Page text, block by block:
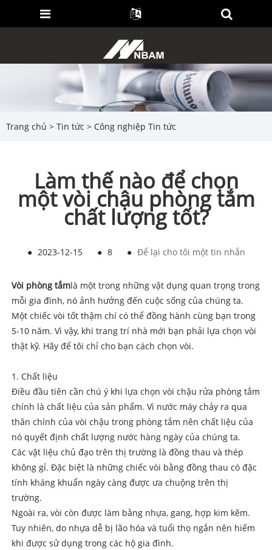
Trang chủ > Tin tức > Công nghiệp Tin tức
Làm thế nào để chọn
một vòi chậu phòng tắm
chất lượng tốt?
● 2023-12-15 ● 8 ● Để lại cho tôi một tin nhắn
Vòi phòng tắmlà một trong những vật dụng quan trọng trong
mỗi gia đình, nó ảnh hưởng đến cuộc sống của chúng ta.
Một chiếc vòi tốt thậm chí có thể đồng hành cùng bạn trong
5-10 năm. Vì vậy, khi trang trí nhà mới bạn phải lựa chọn vòi
thật kỹ. Hãy để tôi chỉ cho bạn cách chọn vòi.
1. Chất liệu
Điều đầu tiên cần chú ý khi lựa chọn vòi chậu rửa phòng tắm
chính là chất liệu của sản phẩm. Vì nước máy chảy ra qua
thân chính của vòi chậu trong phòng tắm nên chất liệu của
nó quyết định chất lượng nước hàng ngày của chúng ta.
Các vật liệu chủ đạo trên thị trường là đồng thau và thép
không gỉ. Đặc biệt là những chiếc vòi bằng đồng thau có đặc
tính kháng khuẩn ngày càng được ưa chuộng trên thị
trường.
Ngoài ra, vòi còn được làm bằng nhựa, gang, hợp kim kẽm.
Tuy nhiên, do nhựa dễ bị lão hóa và tuổi thọ ngắn nên hiếm
khi được sử dụng trong các hộ gia đình.